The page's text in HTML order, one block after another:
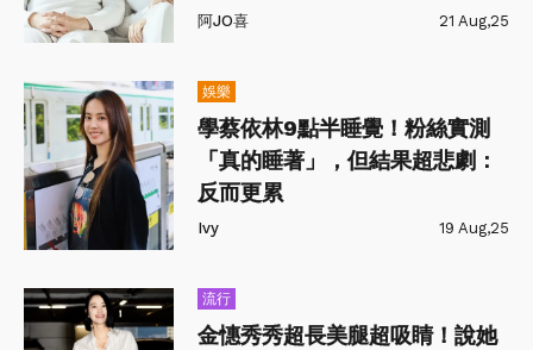
阿JO喜 21 Aug,25
娛樂
學蔡依林9點半睡覺！粉絲實測
「真的睡著」，但結果超悲劇：
反而更累
Ivy 19 Aug,25
流行
金憓秀秀超長美腿超吸睛！說她